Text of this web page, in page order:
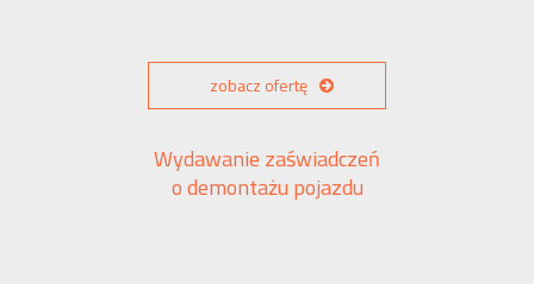
zobacz ofertę
Wydawanie zaświadczeń
o demontażu pojazdu